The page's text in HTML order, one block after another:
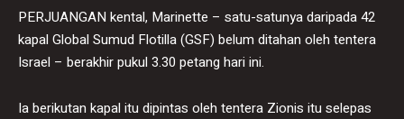
PERJUANGAN kental, Marinette – satu-satunya daripada 42
kapal Global Sumud Flotilla (GSF) belum ditahan oleh tentera
Israel – berakhir pukul 3.30 petang hari ini.
Ia berikutan kapal itu dipintas oleh tentera Zionis itu selepas